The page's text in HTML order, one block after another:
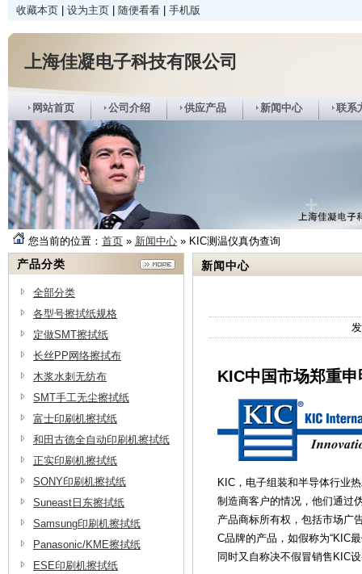
收藏本页 设为主页 随便看看 手机版
上海佳凝电子科技有限公司
网站首页 公司介绍 供应产品 新闻中心 联系
您当前的位置： 首页 » 新闻中心 » KIC测温仪真伪查询
产品分类
全部分类
各型号擦拭纸规格
定做SMT擦拭纸
长丝PP网络擦拭布
木浆水刺无纺布
SMT手工无尘擦拭纸
富士印刷机擦拭纸
和田古德全自动印刷机擦拭纸
正实印刷机擦拭纸
SONY印刷机擦拭纸
Suneast日东擦拭纸
Samsung印刷机擦拭纸
Panasonic/KME擦拭纸
ESE印刷机擦拭纸
新闻中心
KIC中国市场郑重
KIC，电子组装和半导体行业
制造商客户的情况，他们通过
产品商标所有权，包括市场广
C品牌的产品，如假称为“KIC
同时又自称决不假冒销售KIC